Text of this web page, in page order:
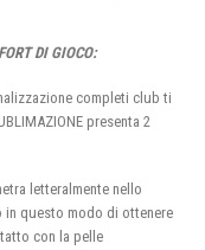
DI GIOCO:
completi club ti
presenta 2
letteralmente nello
questo modo di ottenere
con la pelle